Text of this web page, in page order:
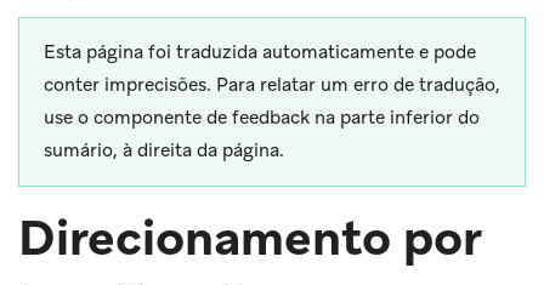
Esta página foi traduzida automaticamente e pode
conter imprecisões. Para relatar um erro de tradução,
use o componente de feedback na parte inferior do
sumário, à direita da página.
Direcionamento por